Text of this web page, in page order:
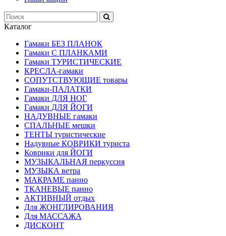
Каталог
Гамаки БЕЗ ПЛАНОК
Гамаки С ПЛАНКАМИ
Гамаки ТУРИСТИЧЕСКИЕ
КРЕСЛА-гамаки
СОПУТСТВУЮЩИЕ товары
Гамаки-ПАЛАТКИ
Гамаки ДЛЯ НОГ
Гамаки ДЛЯ ЙОГИ
НАДУВНЫЕ гамаки
СПАЛЬНЫЕ мешки
ТЕНТЫ туристические
Надувные КОВРИКИ туриста
Коврики для ЙОГИ
МУЗЫКАЛЬНАЯ перкуссия
МУЗЫКА ветра
МАКРАМЕ панно
ТКАНЕВЫЕ панно
АКТИВНЫЙ отдых
Для ЖОНГЛИРОВАНИЯ
Для МАССАЖА
ДИСКОНТ